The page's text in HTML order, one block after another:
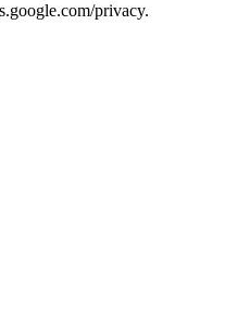
privacy.